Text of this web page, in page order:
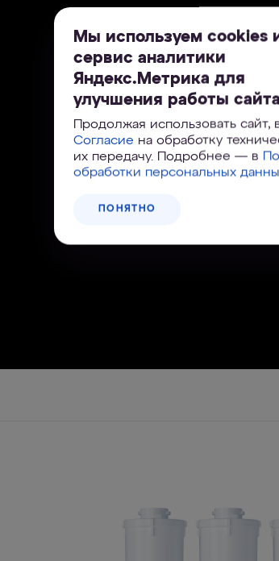
Мы используем cookies
сервис аналитики
Яндекс.Метрика для
улучшения работы
Продолжая использовать сайт,
Согласие на обработку
их передачу. Подробнее — в
обработки персональных
ПОНЯТНО